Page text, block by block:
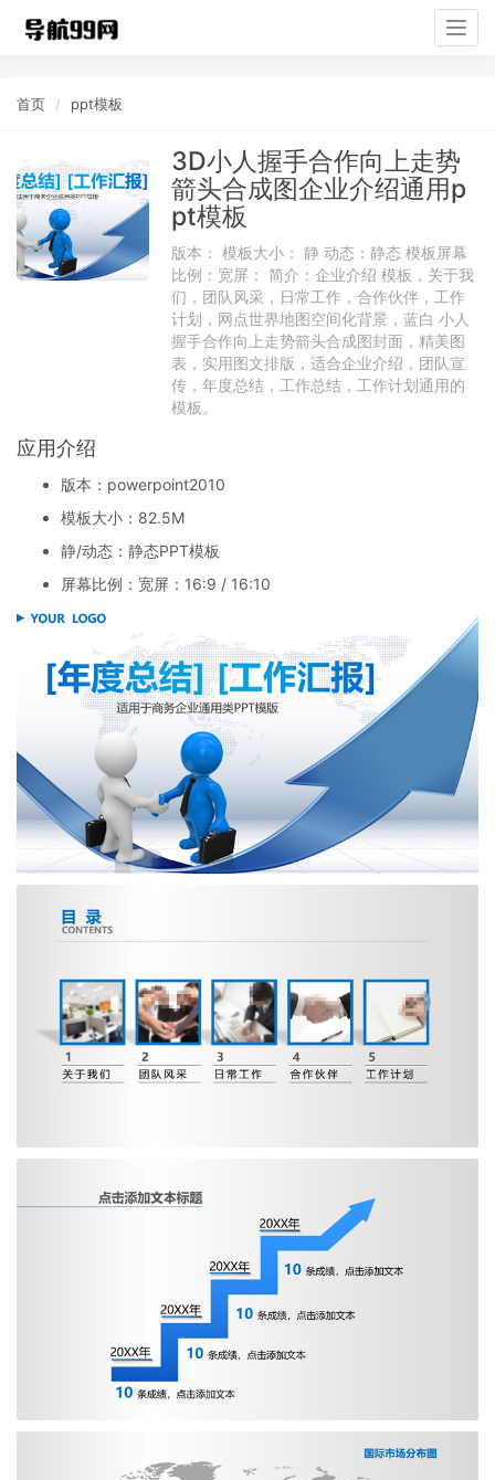
首页 ppt模板
3D小人握手合作向上走势
箭头合成图企业介绍通用p
pt模板
版本： 模板大小： 静 动态：静态 模板屏幕
比例：宽屏： 简介：企业介绍 模板，关于我
们，团队风采，日常工作，合作伙伴，工作
计划，网点世界地图空间化背景，蓝白 小人
握手合作向上走势箭头合成图封面，精美图
表，实用图文排版，适合企业介绍，团队宣
传，年度总结，工作总结，工作计划通用的
模板。
应用介绍
版本：powerpoint2010
模板大小： 82.5M
静/动态：静态PPT模板
屏幕比例：宽屏：16:9 / 16:10